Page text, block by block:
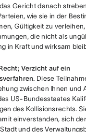
Gericht danach
wie sie in der
Gültigkeit zu
die nicht als
in Kraft und wirksam
Verzicht auf ein
Diese
zwischen Ihnen und
US-Bundesstaates
des Kollisionsrechts.
einverstanden, sich
und des